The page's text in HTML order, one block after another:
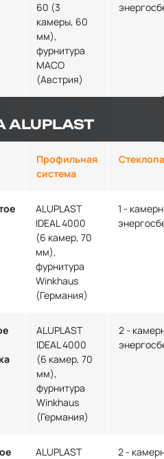
60 (3
камеры, 60
мм),
фурнитура
MACO
(Австрия)
Профильная
система
ALUPLAST
IDEAL 4000
(6 камер, 70
мм),
фурнитура
Winkhaus
(Германия)
1 -
ALUPLAST
IDEAL 4000
(6 камер, 70
мм),
фурнитура
Winkhaus
(Германия)
2 -
ALUPLAST
2 -